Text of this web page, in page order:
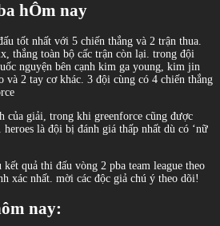
hÔm nay
tốt nhất với 5 chiến thắng và 2 trận thua.
thắng toàn bộ cấc trận còn lại. trong đội
nguyện bên cạnh kim ga young, kim jin
2 tay cơ khác. 3 đội cùng có 4 chiến thắng
của giải, trong khi greenforce cũng được
heroes là đội bị đánh giá thấp nhất dù có ‘nữ
kết quả thi đấu vòng 2 pba team league theo
xác nhất. mời các độc giả chú ý theo dõi!
nay: